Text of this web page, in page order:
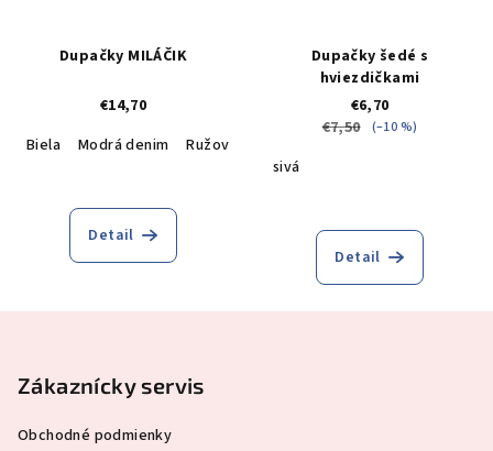
Dupačky MILÁČIK
€14,70
Biela
Modrá denim Ružová
Detail
Dupačky šedé s
hviezdičkami
€6,70
€7,50
(–10 %)
sivá
Detail
Zákaznícky servis
Obchodné podmienky